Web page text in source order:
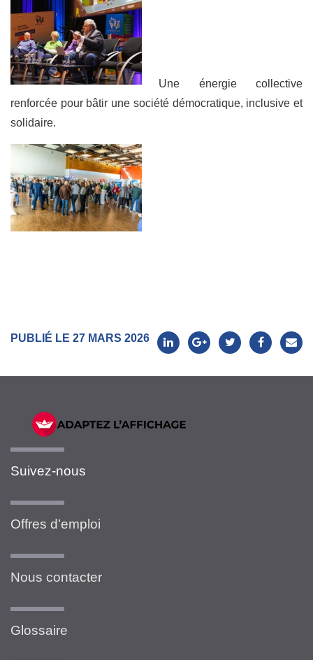
Une énergie collective
renforcée pour bâtir une société démocratique, inclusive et
solidaire.
PUBLIÉ LE 27 MARS 2026
Suivez-nous
Offres d’emploi
Nous contacter
Glossaire